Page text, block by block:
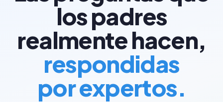
los padres
realmente hacen,
respondidas
por expertos.